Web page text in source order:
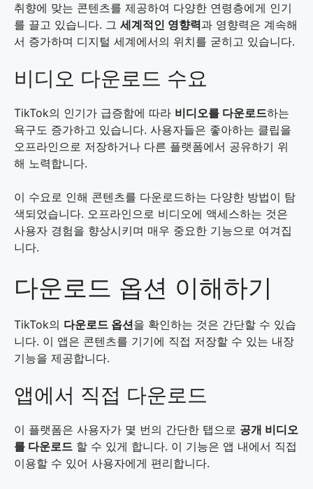
취향에 맞는 콘텐츠를 제공하여 다양한 연령층에게 인기
를 끌고 있습니다. 그 세계적인 영향력과 영향력은 계속해
서 증가하며 디지털 세계에서의 위치를 굳히고 있습니다.
비디오 다운로드 수요
TikTok의 인기가 급증함에 따라 비디오를 다운로드하는
욕구도 증가하고 있습니다. 사용자들은 좋아하는 클립을
오프라인으로 저장하거나 다른 플랫폼에서 공유하기 위
해 노력합니다.
이 수요로 인해 콘텐츠를 다운로드하는 다양한 방법이 탐
색되었습니다. 오프라인으로 비디오에 액세스하는 것은
사용자 경험을 향상시키며 매우 중요한 기능으로 여겨집
니다.
다운로드 옵션 이해하기
TikTok의 다운로드 옵션을 확인하는 것은 간단할 수 있습
니다. 이 앱은 콘텐츠를 기기에 직접 저장할 수 있는 내장
기능을 제공합니다.
앱에서 직접 다운로드
이 플랫폼은 사용자가 몇 번의 간단한 탭으로 공개 비디오
를 다운로드 할 수 있게 합니다. 이 기능은 앱 내에서 직접
이용할 수 있어 사용자에게 편리합니다.